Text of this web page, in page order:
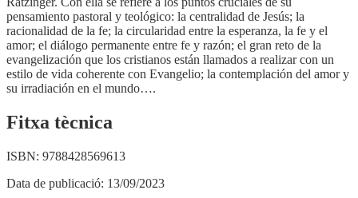
pensamiento pastoral y teológico: la centralidad de Jesús; la
racionalidad de la fe; la circularidad entre la esperanza, la fe y el
amor; el diálogo permanente entre fe y razón; el gran reto de la
evangelización que los cristianos están llamados a realizar con un
estilo de vida coherente con Evangelio; la contemplación del amor y
su irradiación en el mundo….
Fitxa tècnica
ISBN: 9788428569613
Data de publicació: 13/09/2023